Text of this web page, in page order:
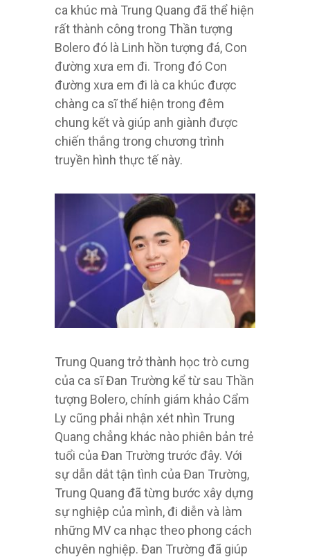
ca khúc mà Trung Quang đã thể hiện
rất thành công trong Thần tượng
Bolero đó là Linh hồn tượng đá, Con
đường xưa em đi. Trong đó Con
đường xưa em đi là ca khúc được
chàng ca sĩ thể hiện trong đêm
chung kết và giúp anh giành được
chiến thắng trong chương trình
truyền hình thực tế này.
Trung Quang trở thành học trò cưng
của ca sĩ Đan Trường kể từ sau Thần
tượng Bolero, chính giám khảo Cẩm
Ly cũng phải nhận xét nhìn Trung
Quang chẳng khác nào phiên bản trẻ
tuổi của Đan Trường trước đây. Với
sự dẫn dắt tận tình của Đan Trường,
Trung Quang đã từng bước xây dựng
sự nghiệp của mình, đi diễn và làm
những MV ca nhạc theo phong cách
chuyên nghiệp. Đan Trường đã giúp